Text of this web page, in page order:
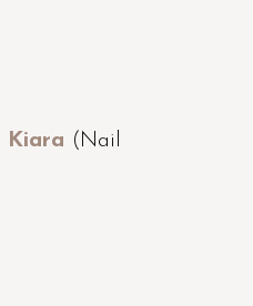
Kiara (Nail